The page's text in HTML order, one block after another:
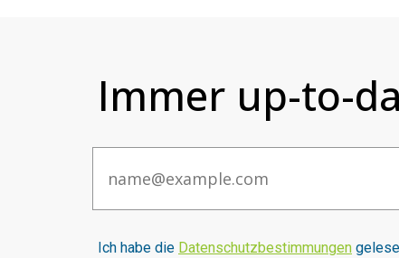
Immer up-to-
Ich habe die Datenschutzbestimmungen